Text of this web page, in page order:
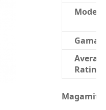
Gama:
Rating:
Magamit